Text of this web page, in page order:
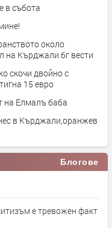
в събота
около
на Кърджали бг вести
скочи двойно с
15 евро
на Елмалъ баба
в Кърджали,оранжев
Блогове
е тревожен факт